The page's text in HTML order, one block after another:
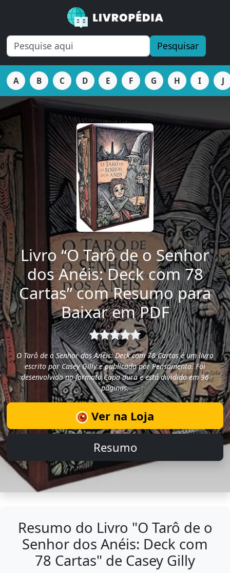
Pesquisar
A B C D E F G H I J
Livro “O Tarô de o Senhor
dos Anéis: Deck com 78
Cartas” com Resumo para
Baixar em PDF
O Tarô de o Senhor dos Anéis: Deck com 78 Cartas é um livro
escrito por Casey Gilly e publicado por Pensamento. Foi
desenvolvido no formato Capa dura e está dividido em 96
páginas.
Ver na Loja
Resumo
Resumo do Livro "O Tarô de o
Senhor dos Anéis: Deck com
78 Cartas" de Casey Gilly